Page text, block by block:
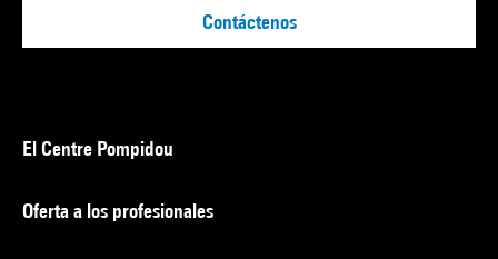
Contáctenos
El Centre Pompidou
Oferta a los profesionales